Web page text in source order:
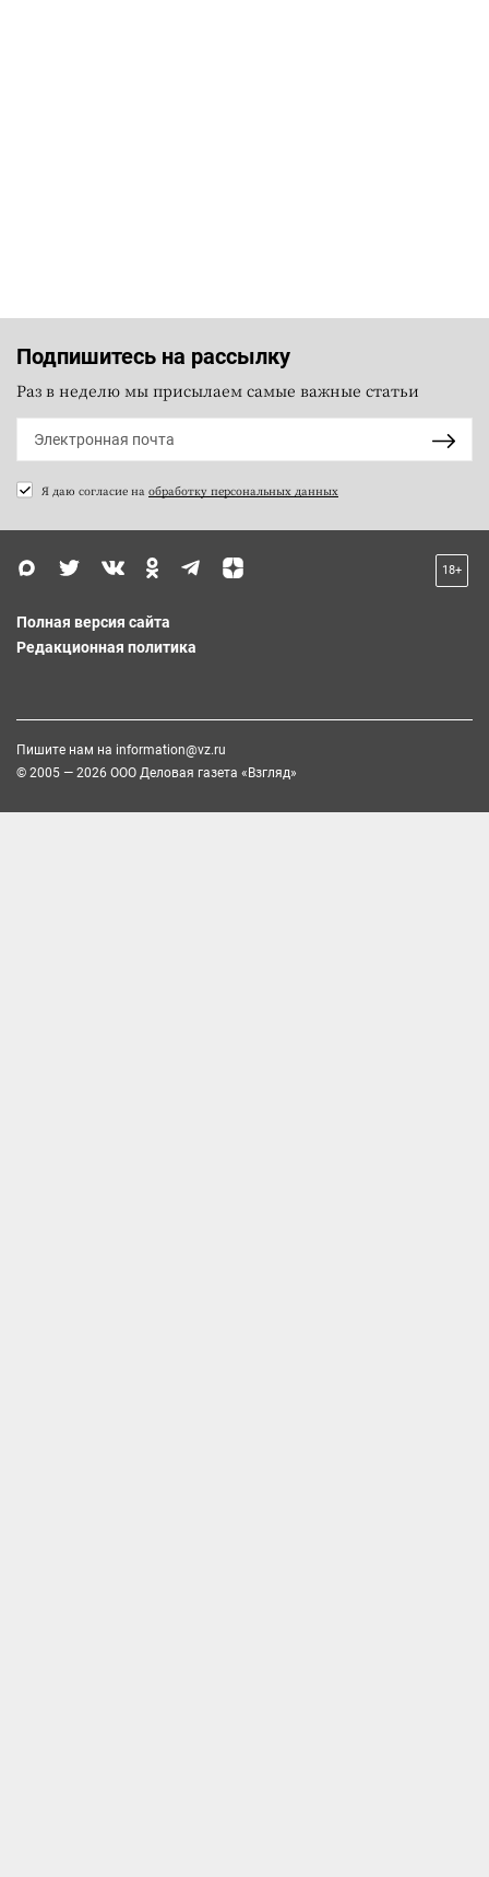
Подпишитесь на рассылку
Раз в неделю мы присылаем самые важные статьи
Я даю согласие на обработку персональных данных
18+
Полная версия сайта
Редакционная политика
Пишите нам на information@vz.ru
© 2005 — 2026 ООО Деловая газета «Взгляд»